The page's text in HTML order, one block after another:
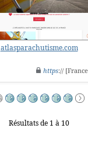
atlasparachutisme.com
https://
Résultats de 1 à 10